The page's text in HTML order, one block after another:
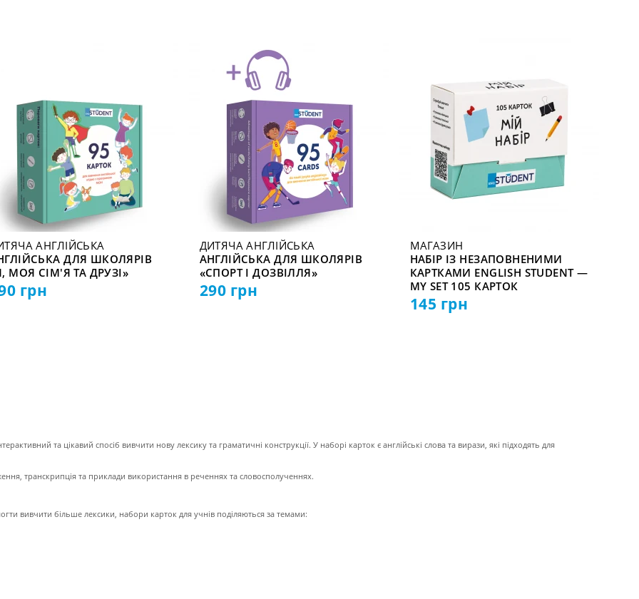
АНГЛІЙСЬКА
ДЛЯ ШКОЛЯРІВ
МОЯ СІМ'Я ТА ДРУЗІ»
грн
ДИТЯЧА АНГЛІЙСЬКА
АНГЛІЙСЬКА ДЛЯ ШКОЛЯРІВ
«СПОРТ І ДОЗВІЛЛЯ»
290 грн
МАГАЗИН
НАБІР ІЗ НЕЗАПОВНЕНИМИ
КАРТКАМИ ENGLISH STUDENT —
MY SET 105 КАРТОК
145 грн
та цікавий спосіб вивчити нову лексику та граматичні конструкції. У наборі карток є англійські слова та вирази, які підходять для
транскрипція та приклади використання в реченнях та словосполученнях.
вивчити більше лексики, набори карток для учнів поділяються за темами: